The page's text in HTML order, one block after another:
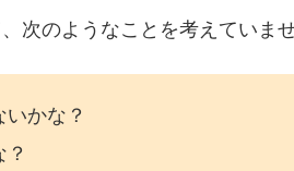
次のようなことを考えていま
かな？